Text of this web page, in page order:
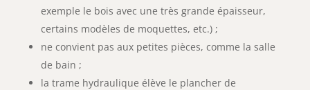
exemple le bois avec une très grande épaisseur,
certains modèles de moquettes, etc.) ;
ne convient pas aux petites pièces, comme la salle
de bain ;
la trame hydraulique élève le plancher de